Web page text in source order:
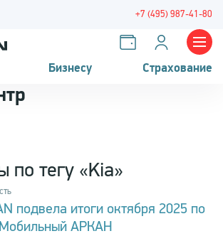
+7 (495) 987-41-80
Бизнесу Страхование
по тегу «Kia»
подвела итоги октября 2025 по
АРКАН